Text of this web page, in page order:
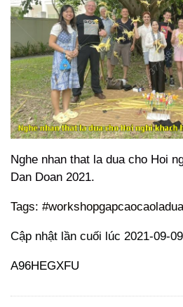
Nghe nhan that la dua cho Hoi
Dan Doan 2021.
Tags:
Cập nhật lần cuối lúc 2021-09-
A96HEGXFU